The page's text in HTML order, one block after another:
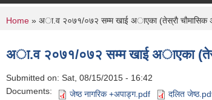
You are here
Home » अा‍.व २०७१/०७२ सम्म खाई अाएका (तेस्राै चाैमासिक
अा‍.व २०७१/०७२ सम्म खाई अाएका
Submitted on: Sat, 08/15/2015 - 16:42
Documents:
जेष्ठ नागरिक +अपाड्ग.pdf दलित